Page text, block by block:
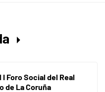
Foro Social del Real
de La Coruña